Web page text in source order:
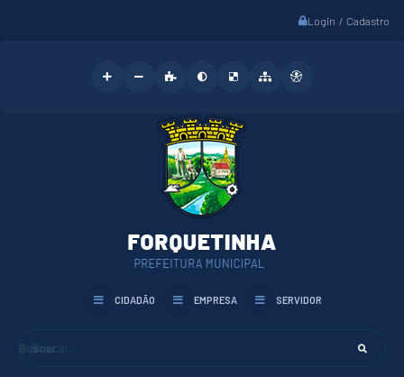
Login / Cadastro
Buscar...
CIDADÃO EMPRESA SERVIDOR